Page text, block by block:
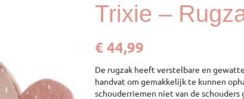
Trixie –
€44,99
De rugzak heeft verstelbare en
handvat om gemakkelijk te kunnen
schouderriemen niet van de schouders